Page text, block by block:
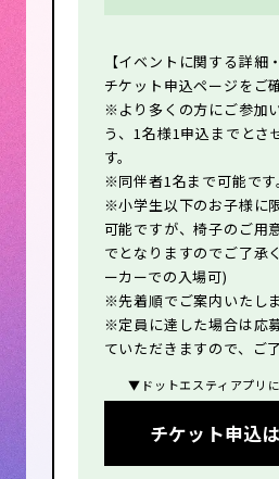
【イベントに関する詳細
チケット申込ページをご
※より多くの方にご参加
う、1名様1申込までとさ
す。
※同伴者1名まで可能です
※小学生以下のお子様に
可能ですが、椅子のご用
でとなりますのでご了承
ーカーでの入場可)
※先着順でご案内いたしま
※定員に達した場合は応
ていただきますので、ご
▼ドットエスティアプリ
チケット申込